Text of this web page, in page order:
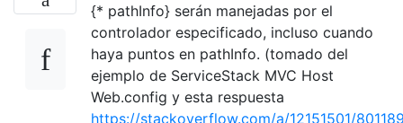
{* pathInfo} serán manejadas por el
controlador especificado, incluso cuando
haya puntos en pathInfo. (tomado del
ejemplo de ServiceStack MVC Host
Web.config y esta respuesta
https://stackoverflow.com/a/12151501/